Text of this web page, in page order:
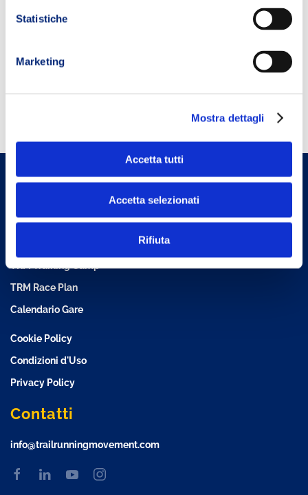
Statistiche
Marketing
Mostra dettagli
Accetta tutti
Accetta selezionati
Rifiuta
Menu
TRM Training Plan
TRM Race Plan
Calendario Gare
Cookie Policy
Condizioni d'Uso
Privacy Policy
Contatti
info@trailrunningmovement.com